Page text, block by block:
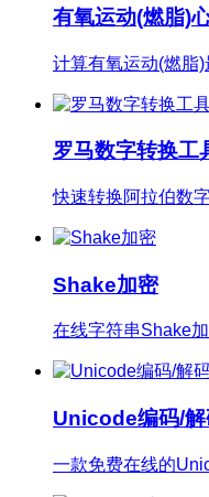
有氧运动(燃脂)
计算有氧运动(燃脂
罗马数字转换工
快速转换阿拉伯数
Shake加密
在线字符串Shake
Unicode编码/解
一款免费在线的